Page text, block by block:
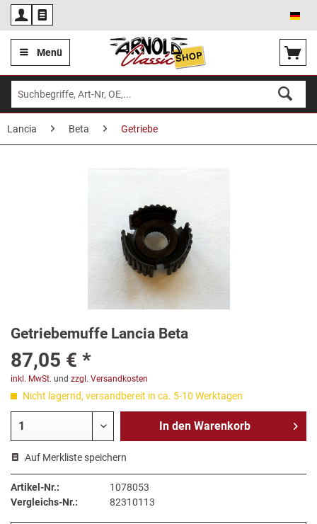
Menü
Lancia Beta Getriebe
Getriebemuffe Lancia Beta
87,05 € *
inkl. MwSt. und zzgl. Versandkosten
Nicht lagernd, versandbereit in ca. 5-10 Werktagen
In den Warenkorb
Auf Merkliste speichern
Artikel-Nr.:
1078053
Vergleichs-Nr.:
82310113